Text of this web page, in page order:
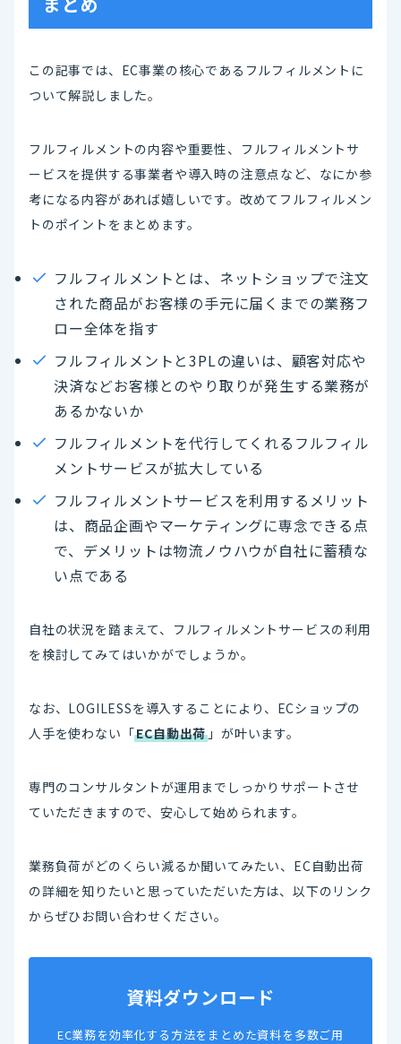
この記事では、EC事業の核心であるフルフィルメントに
ついて解説しました。
フルフィルメントの内容や重要性、フルフィルメントサ
ービスを提供する事業者や導入時の注意点など、なにか参
考になる内容があれば嬉しいです。改めてフルフィルメン
トのポイントをまとめます。
フルフィルメントとは、ネットショップで注文
された商品がお客様の手元に届くまでの業務フ
ロー全体を指す
フルフィルメントと3PLの違いは、顧客対応や
決済などお客様とのやり取りが発生する業務が
あるかないか
フルフィルメントを代行してくれるフルフィル
メントサービスが拡大している
フルフィルメントサービスを利用するメリット
は、商品企画やマーケティングに専念できる点
で、デメリットは物流ノウハウが自社に蓄積な
い点である
自社の状況を踏まえて、フルフィルメントサービスの利用
を検討してみてはいかがでしょうか。
なお、LOGILESSを導入することにより、ECショップの
人手を使わない「EC自動出荷 」が叶います。
専門のコンサルタントが運用までしっかりサポートさせ
ていただきますので、安心して始められます。
業務負荷がどのくらい減るか聞いてみたい、EC自動出荷
の詳細を知りたいと思っていただいた方は、以下のリンク
からぜひお問い合わせください。
資料ダウンロード
EC業務を効率化する方法をまとめた資料を多数ご用